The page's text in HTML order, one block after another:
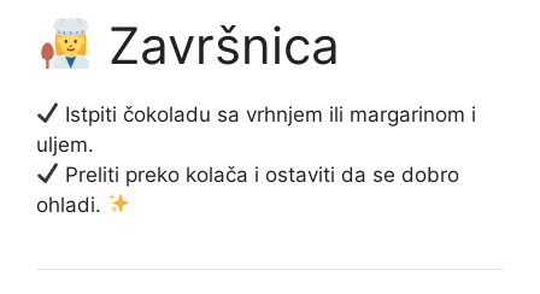
Završnica
Istpiti čokoladu sa vrhnjem ili margarinom i
uljem.
Preliti preko kolača i ostaviti da se dobro
ohladi.